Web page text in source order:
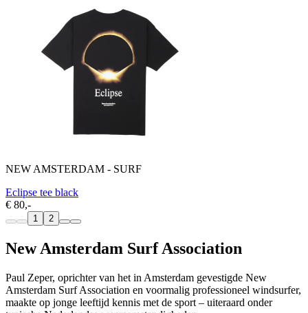
NEW AMSTERDAM - SURF
Eclipse tee black
€ 80,-
1 2
New Amsterdam Surf Association
Paul Zeper, oprichter van het in Amsterdam gevestigde New
Amsterdam Surf Association en voormalig professioneel windsurfer,
maakte op jonge leeftijd kennis met de sport – uiteraard onder